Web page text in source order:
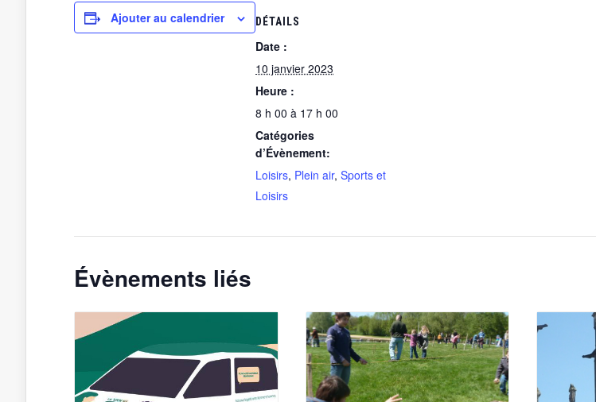
Ajouter au calendrier DÉTAILS
Date :
10 janvier 2023
Heure :
8 h 00 à 17 h 00
Catégories
d’Évènement:
Loisirs, Plein air, Sports et
Loisirs
Évènements liés